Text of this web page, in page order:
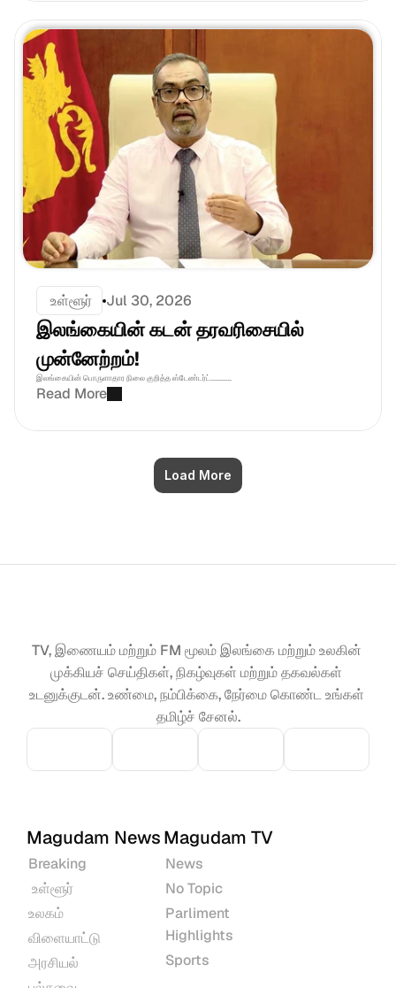
உள்ளூர் Jul 30, 2026
இலங்கையின் கடன் தரவரிசையில்
முன்னேற்றம்!
இலங்கையின் பொருளாதார நிலை குறித்த ஸ்டேண்டர்ட்............
Read More
Load More
TV, இணையம் மற்றும் FM மூலம் இலங்கை மற்றும் உலகின்
முக்கியச் செய்திகள், நிகழ்வுகள் மற்றும் தகவல்கள்
உடனுக்குடன். உண்மை, நம்பிக்கை, நேர்மை கொண்ட உங்கள்
தமிழ்ச் சேனல்.
Magudam News
Breaking
உள்ளூர்
உலகம்
விளையாட்டு
அரசியல்
Magudam TV
News
No Topic
Parliment
Highlights
Sports